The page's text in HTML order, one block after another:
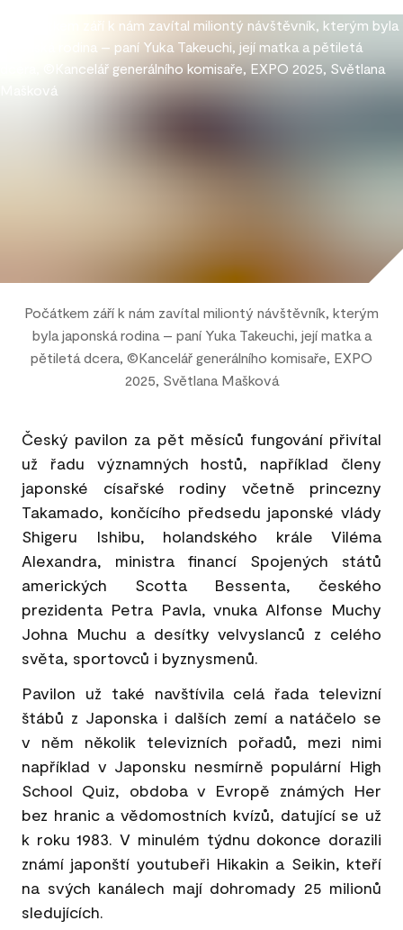
Počátkem září k nám zavítal miliontý návštěvník, kterým
byla japonská rodina – paní Yuka Takeuchi, její matka a
pětiletá dcera, ©Kancelář generálního komisaře, EXPO
2025, Světlana Mašková
Český pavilon za pět měsíců fungování přivítal
už řadu významných hostů, například členy
japonské císařské rodiny včetně princezny
Takamado, končícího předsedu japonské vlády
Shigeru Ishibu, holandského krále Viléma
Alexandra, ministra financí Spojených států
amerických Scotta Bessenta, českého
prezidenta Petra Pavla, vnuka Alfonse Muchy
Johna Muchu a desítky velvyslanců z celého
světa, sportovců i byznysmenů.
Pavilon už také navštívila celá řada televizní
štábů z Japonska i dalších zemí a natáčelo se
v něm několik televizních pořadů, mezi nimi
například v Japonsku nesmírně populární High
School Quiz, obdoba v Evropě známých Her
bez hranic a vědomostních kvízů, datující se už
k roku 1983. V minulém týdnu dokonce dorazili
známí japonští youtubeři Hikakin a Seikin, kteří
na svých kanálech mají dohromady 25 milionů
sledujících.